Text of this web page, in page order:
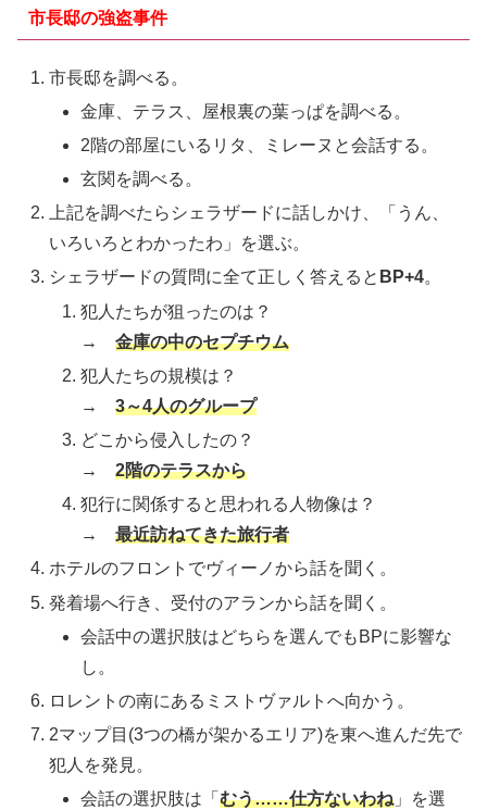
市長邸の強盗事件
市長邸を調べる。
金庫、テラス、屋根裏の葉っぱを調べる。
2階の部屋にいるリタ、ミレーヌと会話する。
玄関を調べる。
上記を調べたらシェラザードに話しかけ、「うん、
いろいろとわかったわ」を選ぶ。
シェラザードの質問に全て正しく答えると BP+4。
犯人たちが狙ったのは？
→金庫の中のセプチウム
犯人たちの規模は？
→3～4人のグループ
どこから侵入したの？
→2階のテラスから
犯行に関係すると思われる人物像は？
→最近訪ねてきた旅行者
ホテルのフロントでヴィーノから話を聞く。
発着場へ行き、受付のアランから話を聞く。
会話中の選択肢はどちらを選んでもBPに影響な
し。
ロレントの南にあるミストヴァルトへ向かう。
2マップ目(3つの橋が架かるエリア)を東へ進んだ先で
犯人を発見。
会話の選択肢は「むう……仕方ないわね 」を選